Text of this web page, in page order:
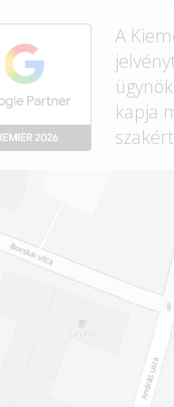
A
kapja